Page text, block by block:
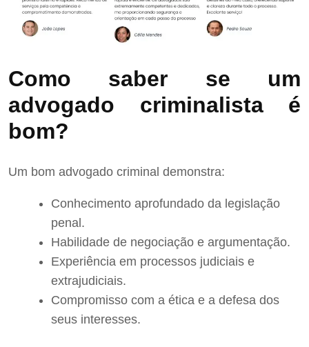
Como saber se um
advogado criminalista é
bom?
Um bom advogado criminal demonstra:
Conhecimento aprofundado da legislação
penal.
Habilidade de negociação e argumentação.
Experiência em processos judiciais e
extrajudiciais.
Compromisso com a ética e a defesa dos
seus interesses.